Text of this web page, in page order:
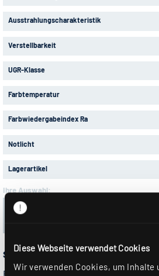
Diese Webseite verwendet Cookies
Wir verwenden Cookies, um Inhalte
Ausstrahlungscharakteristik
Verstellbarkeit
UGR-Klasse
Farbtemperatur
Farbwiedergabeindex Ra
Notlicht
Lagerartikel
Ihre Auswahl:
12 Artikel in 2 Produktserien
SALI-GL…
Einzellichtleiste für Anbau- und